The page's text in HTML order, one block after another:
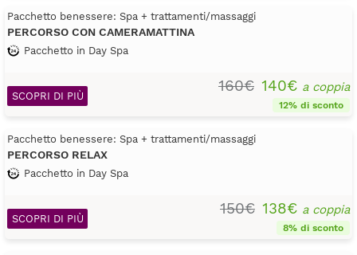
Pacchetto benessere: Spa + trattamenti/massaggi
PERCORSO CON CAMERAMATTINA
Pacchetto in Day Spa
160€ 140€ a coppia
12% di sconto
SCOPRI DI PIÙ
Pacchetto benessere: Spa + trattamenti/massaggi
PERCORSO RELAX
Pacchetto in Day Spa
150€ 138€ a coppia
8% di sconto
SCOPRI DI PIÙ